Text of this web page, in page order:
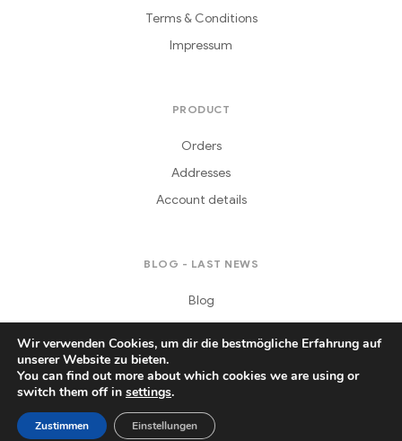
Producte Sende Blumen
Terms & Conditions
Impressum
PRODUCT
Orders
Addresses
Account details
BLOG - LAST NEWS
Blog
Copyright © 2021Daferera
Wir verwenden Cookies, um dir die bestmögliche Erfahrung auf
unserer Website zu bieten.
You can find out more about which cookies we are using or
switch them off in settings.
Zustimmen Einstellungen